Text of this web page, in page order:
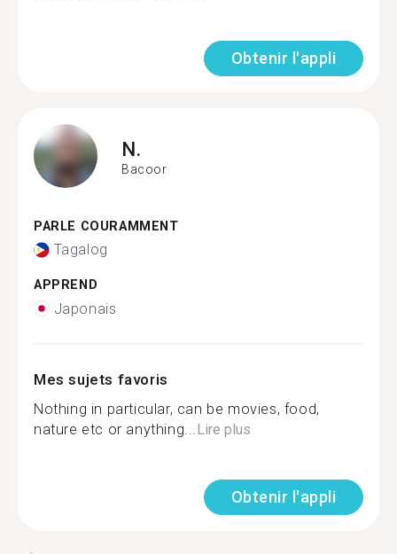
Obtenir l'appli
N.
Bacoor
PARLE COURAMMENT
Tagalog
APPREND
Japonais
Mes sujets favoris
Nothing in particular, can be movies, food,
nature etc or anything... Lire plus
Obtenir l'appli